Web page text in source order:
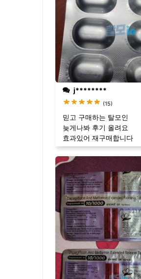
j********
(15)
믿고 구매하는 탈모인
늦게나봐 후기 올려요
효과있어 재구매합니다